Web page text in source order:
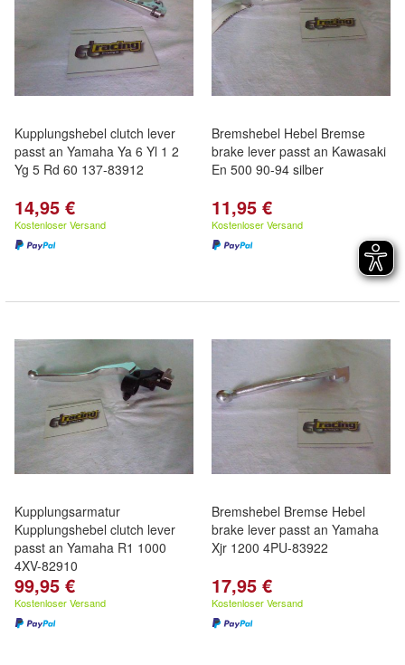
Kupplungshebel clutch lever
passt an Yamaha Ya 6 Yl 1 2
Yg 5 Rd 60 137-83912
14,95 €
Kostenloser Versand
Bremshebel Hebel Bremse
brake lever passt an Kawasaki
En 500 90-94 silber
11,95 €
Kostenloser Versand
Kupplungsarmatur
Kupplungshebel clutch lever
passt an Yamaha R1 1000
4XV-82910
99,95 €
Kostenloser Versand
Bremshebel Bremse Hebel
brake lever passt an Yamaha
Xjr 1200 4PU-83922
17,95 €
Kostenloser Versand